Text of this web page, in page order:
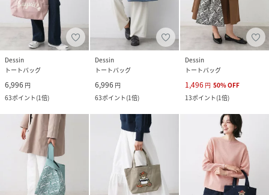
Dessin
トートバッグ
6,996 円
63ポイント(1倍)
Dessin
トートバッグ
6,996 円
63ポイント(1倍)
Dessin
トートバッグ
1,496 円 50%OFF
13ポイント(1倍)